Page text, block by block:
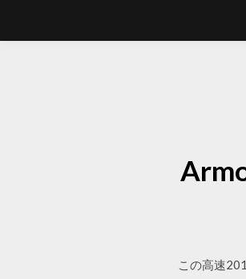
この高速